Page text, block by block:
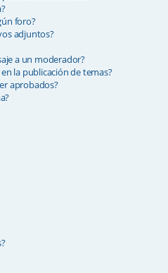
foro?
adjuntos?
a un moderador?
la publicación de temas?
aprobados?